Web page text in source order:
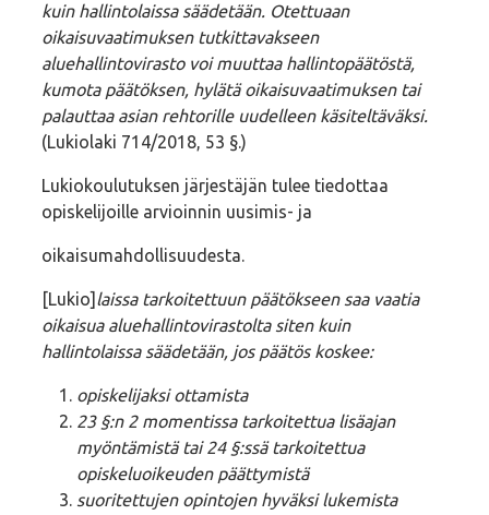
kuin hallintolaissa säädetään. Otettuaan
oikaisuvaatimuksen tutkittavakseen
aluehallintovirasto voi muuttaa hallintopäätöstä,
kumota päätöksen, hylätä oikaisuvaatimuksen tai
palauttaa asian rehtorille uudelleen käsiteltäväksi.
(Lukiolaki 714/2018, 53 §.)
Lukiokoulutuksen järjestäjän tulee tiedottaa
opiskelijoille arvioinnin uusimis- ja
oikaisumahdollisuudesta.
[Lukio] laissa tarkoitettuun päätökseen saa vaatia
oikaisua aluehallintovirastolta siten kuin
hallintolaissa säädetään, jos päätös koskee:
opiskelijaksi ottamista
23 §:n 2 momentissa tarkoitettua lisäajan
myöntämistä tai 24 §:ssä tarkoitettua
opiskeluoikeuden päättymistä
suoritettujen opintojen hyväksi lukemista